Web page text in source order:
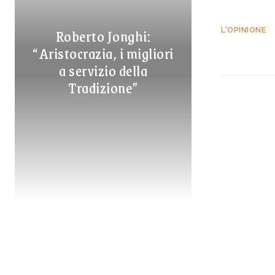
Roberto Jonghi:
“Aristocrazia, i migliori
a servizio della
Tradizione”
L'OPINIONE